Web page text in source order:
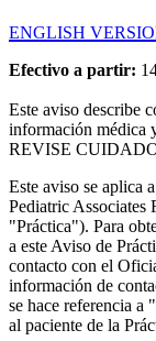
ENGLISH
Efectivo a partir:
Este aviso describe
información médica
REVISE
Este aviso se aplica
Pediatric Associates
"Práctica"). Para
a este Aviso de
contacto con el
información de
se hace referencia a
al paciente de la